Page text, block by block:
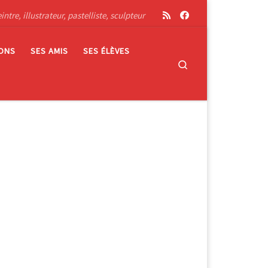
illustrateur, pastelliste, sculpteur
SES AMIS SES ÉLÈVES